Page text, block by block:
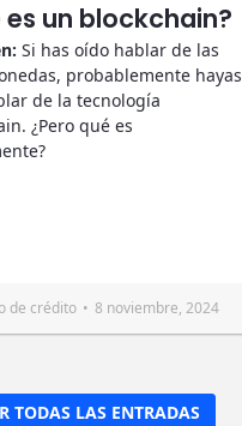
es un blockchain?
Si has oído hablar de las
probablemente hayas
de la tecnología
¿Pero qué es
de crédito 8 noviembre, 2024
TODAS LAS ENTRADAS